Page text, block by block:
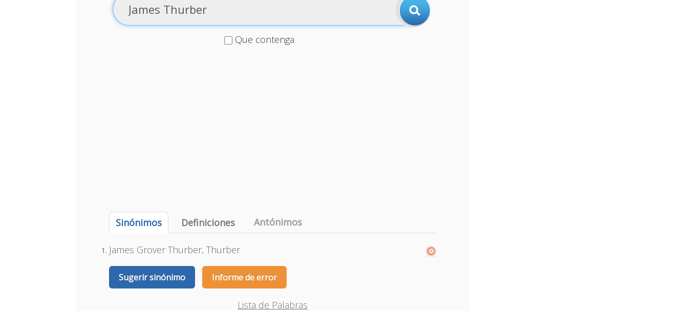
Que contenga
Sinónimos Definiciones Antónimos
James Grover Thurber, Thurber
Sugerir sinónimo Informe de error
Lista de Palabras